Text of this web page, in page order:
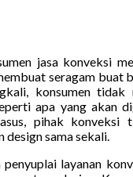
jasa konveksi
seragam buat
konsumen
apa yang akan
pihak konveksi
design sama sekali.
layanan